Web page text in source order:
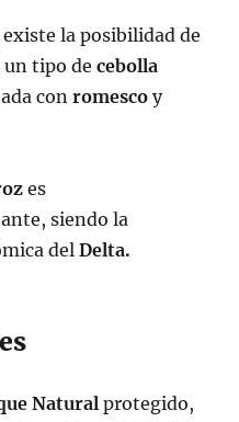
la posibilidad de
un tipo decebolla
conromesco y
es
siendo la
delDelta.
Natural protegido,